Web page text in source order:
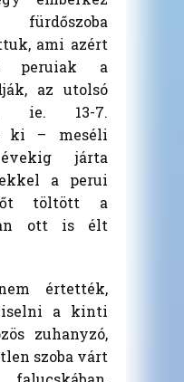
ami azért
peruiak a
az utolsó
ie. 13-7.
ki – meséli
járta
a perui
töltött a
ott is élt
értették,
a kinti
zuhanyzó,
szoba várt